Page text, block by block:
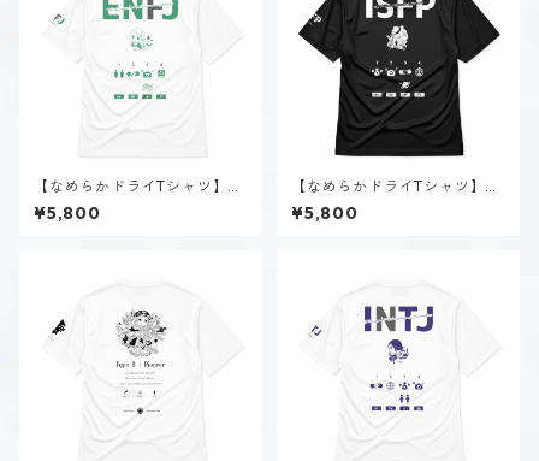
【なめらかドライTシャツ】朝
霧 まりあ（ENFJ）｜ホワイト
¥5,800
【なめらかドライTシャツ】稲
葉 奏世（ISFP）｜ブラック
¥5,800